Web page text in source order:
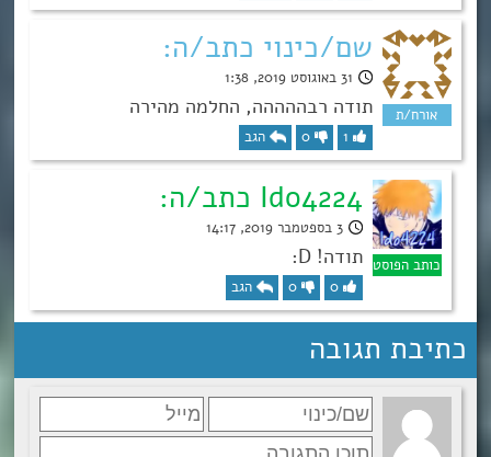
שם/כינוי כתב/ה:
31 באוגוסט 2019, 1:38
תודה רבההההה, החלמה מהירה
1
0 הגב
Ido4224 כתב/ה:
3 בספטמבר 2019, 14:17
תודה! D:
0
0 הגב
כתיבת תגובה